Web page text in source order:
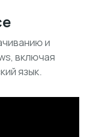
и
включая
язык.